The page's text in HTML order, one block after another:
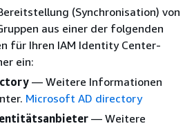
(Synchronisation) von
aus einer der folgenden
für Ihren IAM Identity Center-
ein:
— Weitere Informationen
Microsoft AD directory
— Weitere